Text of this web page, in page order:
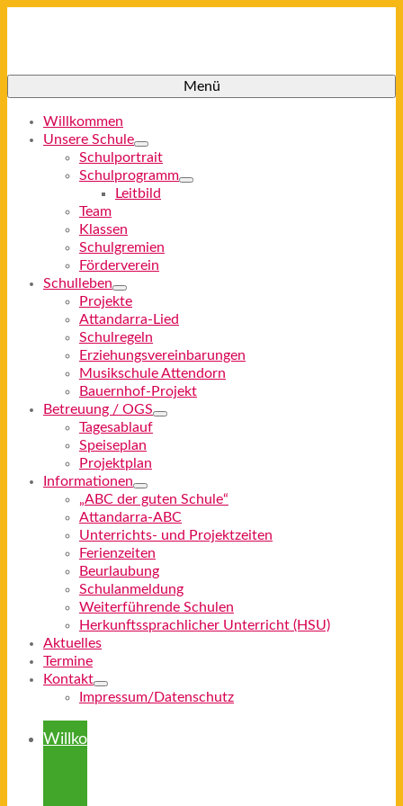
Menü
Willkommen
Unsere Schule
Schulportrait
Schulprogramm
Leitbild
Team
Klassen
Schulgremien
Förderverein
Schulleben
Projekte
Attandarra-Lied
Schulregeln
Erziehungsvereinbarungen
Musikschule Attendorn
Bauernhof-Projekt
Betreuung / OGS
Tagesablauf
Speiseplan
Projektplan
Informationen
„ABC der guten Schule“
Attandarra-ABC
Unterrichts- und Projektzeiten
Ferienzeiten
Beurlaubung
Schulanmeldung
Weiterführende Schulen
Herkunftssprachlicher Unterricht (HSU)
Aktuelles
Termine
Kontakt
Impressum/Datenschutz
Willkommen